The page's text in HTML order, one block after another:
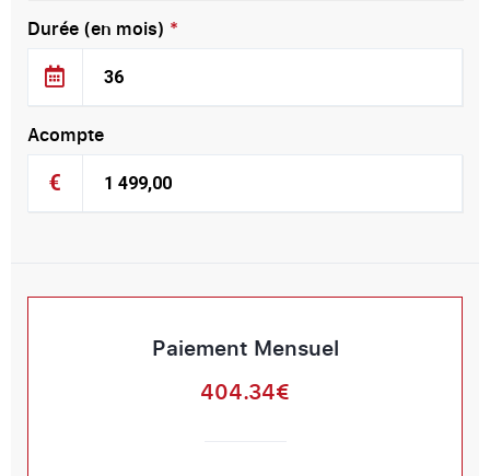
Durée (en mois) *
Acompte
€
Paiement Mensuel
404.34€